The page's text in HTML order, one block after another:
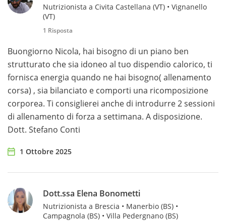
Nutrizionista a Civita Castellana (VT) • Vignanello
(VT)
1 Risposta
Buongiorno Nicola, hai bisogno di un piano ben
strutturato che sia idoneo al tuo dispendio calorico, ti
fornisca energia quando ne hai bisogno( allenamento
corsa) , sia bilanciato e comporti una ricomposizione
corporea. Ti consiglierei anche di introdurre 2 sessioni
di allenamento di forza a settimana. A disposizione.
Dott. Stefano Conti
1 Ottobre 2025
Dott.ssa Elena Bonometti
Nutrizionista a Brescia • Manerbio (BS) •
Campagnola (BS) • Villa Pedergnano (BS)